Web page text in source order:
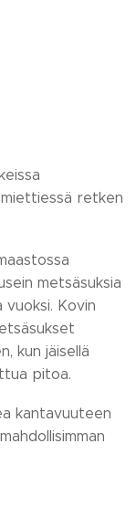
retken
metsäsuksia
Kovin
kun jäisellä
pitoa.
kantavuuteen